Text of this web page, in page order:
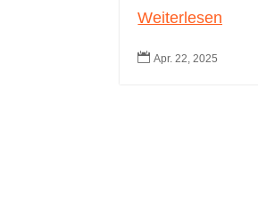
Weiterlesen
 Apr. 22, 2025